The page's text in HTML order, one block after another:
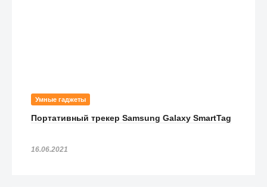
Умные гаджеты
Портативный трекер Samsung Galaxy SmartTag
16.06.2021